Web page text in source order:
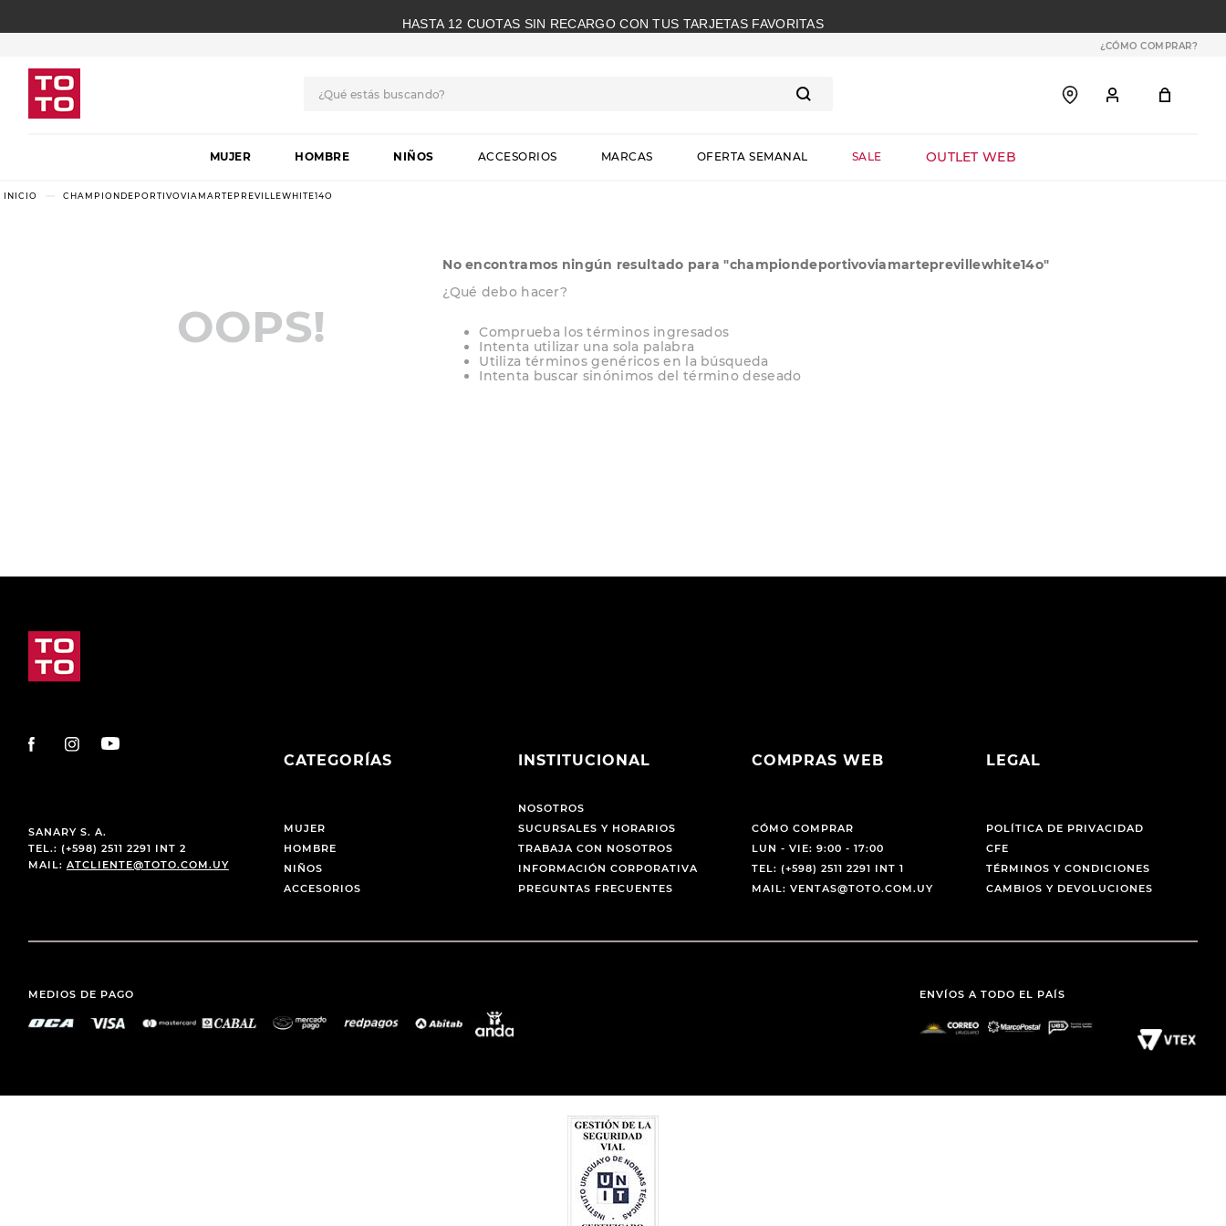
HASTA 12 CUOTAS SIN RECARGO CON TUS TARJETAS FAVORITAS
¿CÓMO COMPRAR?
MUJER HOMBRE NIÑOS ACCESORIOS MARCAS OFERTA SEMANAL SALE OUTLET WEB
CHAMPIONDEPORTIVOVIAMARTEPREVILLEWHITE14O
OOPS!
No encontramos ningún resultado para "championdeportivoviamarteprevillewhite14o"
¿Qué debo hacer?
Comprueba los términos ingresados
Intenta utilizar una sola palabra
Utiliza términos genéricos en la búsqueda
Intenta buscar sinónimos del término deseado
SANARY S. A.
TEL.: (+598) 2511 2291 INT 2
MAIL: ATCLIENTE@TOTO.COM.UY
CATEGORÍAS
MUJER
HOMBRE
NIÑOS
ACCESORIOS
INSTITUCIONAL
NOSOTROS
SUCURSALES Y HORARIOS
TRABAJA CON NOSOTROS
INFORMACIÓN CORPORATIVA
PREGUNTAS FRECUENTES
COMPRAS WEB
CÓMO COMPRAR
LUN - VIE: 9:00 - 17:00
TEL: (+598) 2511 2291 INT 1
MAIL: VENTAS@TOTO.COM.UY
LEGAL
POLÍTICA DE PRIVACIDAD
CFE
TÉRMINOS Y CONDICIONES
CAMBIOS Y DEVOLUCIONES
MEDIOS DE PAGO ENVÍOS A TODO EL PAÍS
1.
botas
2.
skechers
6.
americansport